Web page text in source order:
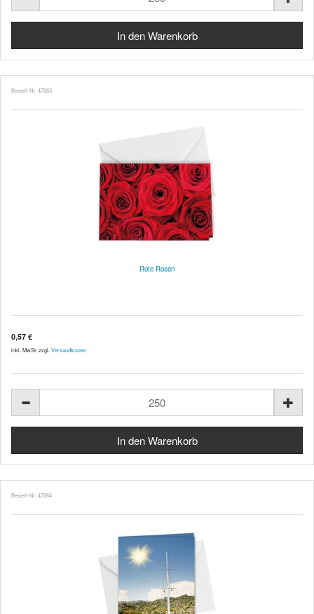
Bestell-Nr. 47263
Rote Rosen
0,57 €
inkl. MwSt. zzgl. Versandkosten
Bestell-Nr. 47264